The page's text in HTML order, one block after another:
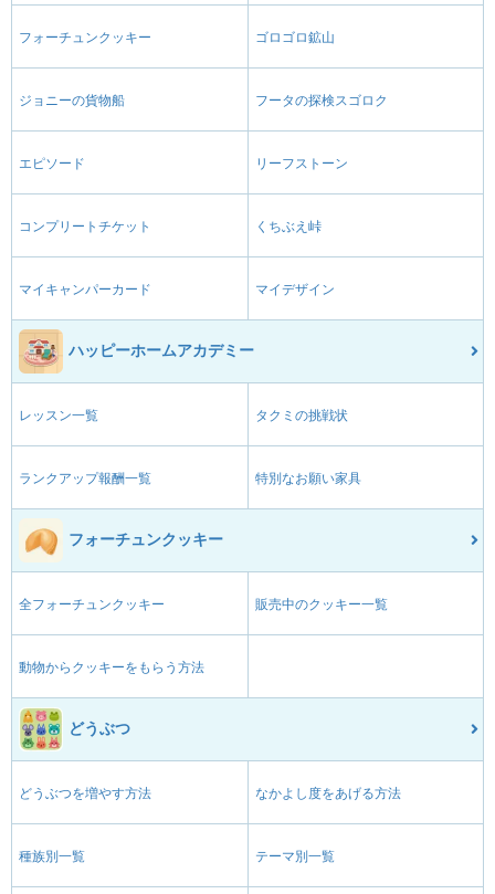
フォーチュンクッキー ゴロゴロ鉱山
ジョニーの貨物船 フータの探検スゴロク
エピソード リーフストーン
コンプリートチケット くちぶえ峠
マイキャンパーカード マイデザイン
ハッピーホームアカデミー
レッスン一覧 タクミの挑戦状
ランクアップ報酬一覧 特別なお願い家具
フォーチュンクッキー
全フォーチュンクッキー 販売中のクッキー一覧
動物からクッキーをもらう方法
どうぶつ
どうぶつを増やす方法 なかよし度をあげる方法
種族別一覧 テーマ別一覧